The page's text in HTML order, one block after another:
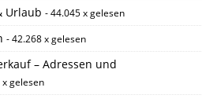
Urlaub - 44.045 x gelesen
- 42.268 x gelesen
– Adressen und
gelesen